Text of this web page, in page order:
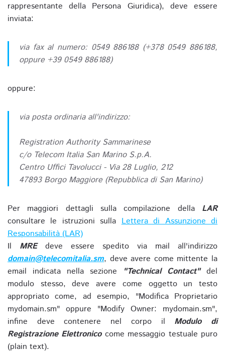
rappresentante della Persona Giuridica), deve essere
inviata:
via fax al numero: 0549 886188 (+378 0549 886188,
oppure +39 0549 886188)
oppure:
via posta ordinaria all'indirizzo:
Registration Authority Sammarinese
c/o Telecom Italia San Marino S.p.A.
Centro Uffici Tavolucci - Via 28 Luglio, 212
47893 Borgo Maggiore (Repubblica di San Marino)
Per maggiori dettagli sulla compilazione della LAR
consultare le istruzioni sullaLettera di Assunzione di
Responsabilità (LAR)
Il MREdeve essere spedito via mail all'indirizzo
domain@telecomitalia.sm, deve avere come mittente la
email indicata nella sezione
"Technical Contact"del
modulo stesso, deve avere come oggetto un testo
appropriato come, ad esempio, "Modifica Proprietario
mydomain.sm" oppure "Modify Owner: mydomain.sm",
infine deve contenere nel corpo il Modulo di
Registrazione Elettronicocome messaggio testuale puro
(plain text).